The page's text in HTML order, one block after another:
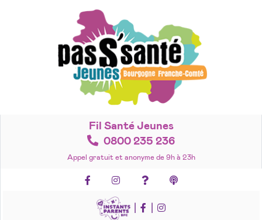
Fil Santé Jeunes
0800 235 236
Appel gratuit et anonyme de 9h à 23h
FacebookInstagramFoire aux questions